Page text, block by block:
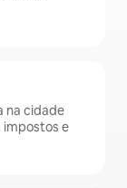
na cidade
impostos e